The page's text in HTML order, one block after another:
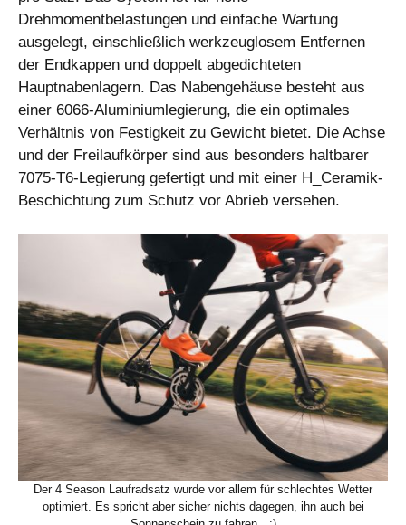
Drehmomentbelastungen und einfache Wartung
ausgelegt, einschließlich werkzeuglosem Entfernen
der Endkappen und doppelt abgedichteten
Hauptnabenlagern. Das Nabengehäuse besteht aus
einer 6066-Aluminiumlegierung, die ein optimales
Verhältnis von Festigkeit zu Gewicht bietet. Die Achse
und der Freilaufkörper sind aus besonders haltbarer
7075-T6-Legierung gefertigt und mit einer H_Ceramik-
Beschichtung zum Schutz vor Abrieb versehen.
Der 4 Season Laufradsatz wurde vor allem für schlechtes Wetter
optimiert. Es spricht aber sicher nichts dagegen, ihn auch bei